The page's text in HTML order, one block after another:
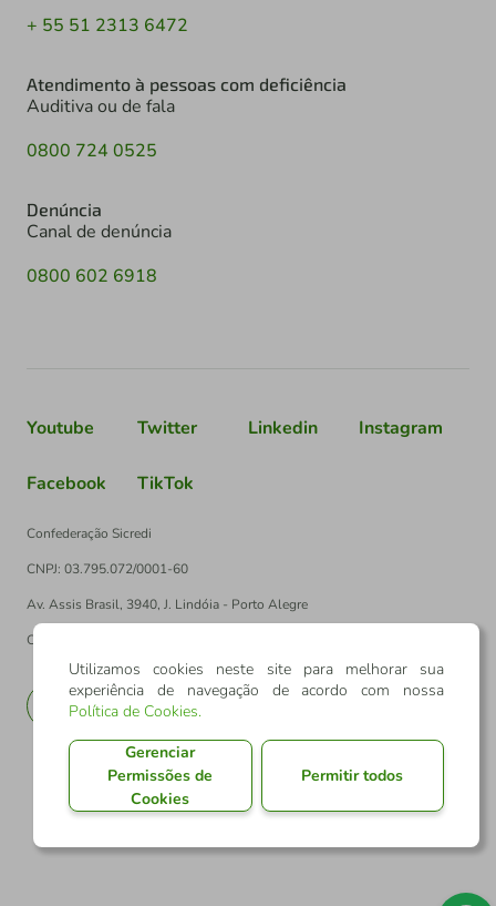
+ 55 51 2313 6472
Atendimento à pessoas com deficiência
Auditiva ou de fala
0800 724 0525
Denúncia
Canal de denúncia
0800 602 6918
Youtube Twitter Linkedin Instagram
Facebook TikTok
Confederação Sicredi
CNPJ: 03.795.072/0001-60
Av. Assis Brasil, 3940, J. Lindóia - Porto Alegre
CEP: 91010-003
EN
Utilizamos cookies neste site para melhorar sua
experiência de navegação de acordo com nossa
Política de Cookies.
Gerenciar
Permissões de
Cookies
Permitir todos